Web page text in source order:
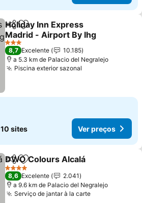
PartilharAdicionar aos favoritos
Holiday Inn Express
Madrid - Airport By Ihg
3 Estrelas
8,7 Excelente
10.185
a 5.3 km de Palacio del Negralejo
Piscina exterior sazonal
10 sites Ver preços
PartilharAdicionar aos favoritos
DWO Colours Alcalá
4 Estrelas
8,6 Excelente
2.041
a 9.6 km de Palacio del Negralejo
Serviço de jantar à la carte